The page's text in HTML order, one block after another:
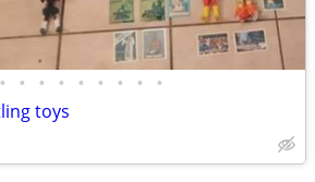
• • • • • • • • •
toys